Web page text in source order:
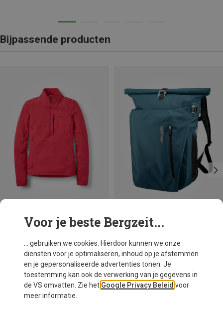
Bijpassende producten
Je bespaart 24%
Ortlieb
Vario PS Fietstas
€ 208,95
26L
Voor je beste Bergzeit...
... gebruiken we cookies. Hierdoor kunnen we onze
diensten voor je optimaliseren, inhoud op je afstemmen
en je gepersonaliseerde advertenties tonen. Je
toestemming kan ook de verwerking van je gegevens in
de VS omvatten. Zie het Google Privacy Beleid voor
meer informatie.